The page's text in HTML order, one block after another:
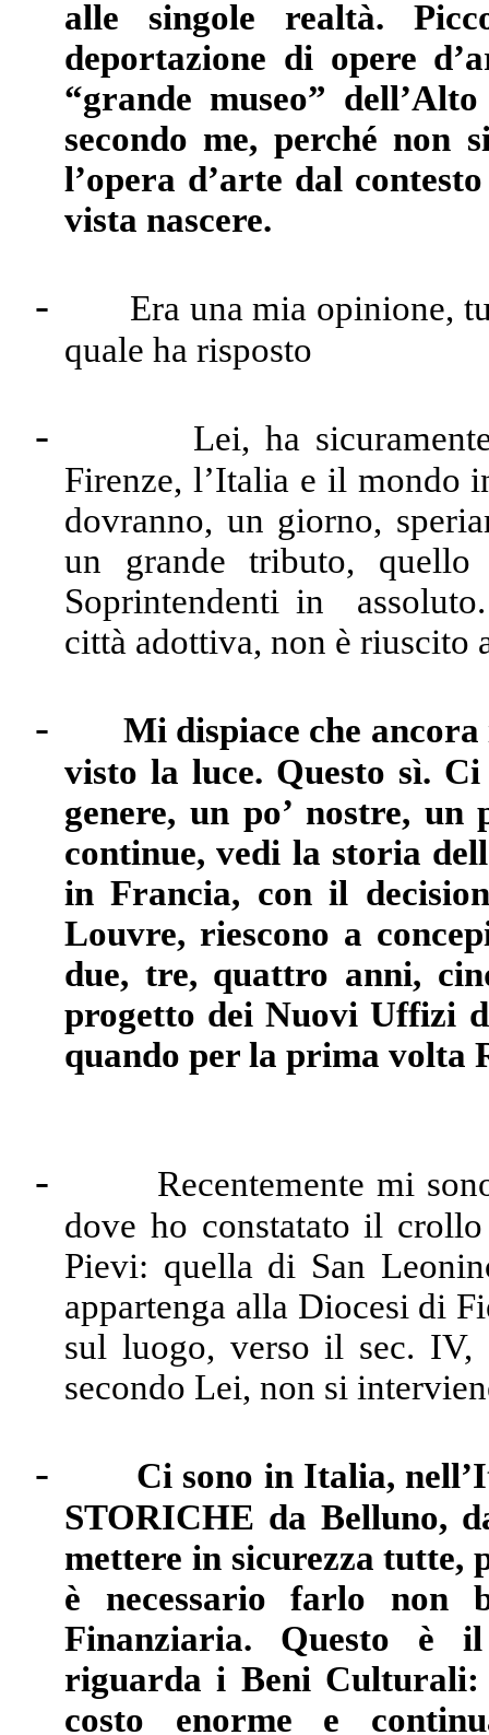
alle singole realtà.
deportazione di opere
“grande museo”
secondo me, perché non
l’opera d’arte dal
vista nascere.
-
Era una mia opinione,
quale ha risposto
-
Lei, ha
Firenze, l’Italia e il mondo
dovranno, un giorno,
un grande tributo,
Soprintendenti in
città adottiva, non è riuscito
-
Mi dispiace che
visto la luce. Questo sì.
genere, un po’ nostre, un
continue, vedi la storia
in Francia, con il
Louvre, riescono a
due, tre, quattro anni,
progetto dei Nuovi Uffizi
quando per la prima volta
-
Recentemente mi
dove ho constatato il
Pievi: quella di San
appartenga alla Diocesi di
sul luogo, verso il sec. IV,
secondo Lei, non si
-
Ci sono in Italia,
STORICHE da Belluno,
mettere in sicurezza tutte,
è necessario farlo non
Finanziaria. Questo è
riguarda i Beni Culturali:
costo enorme e